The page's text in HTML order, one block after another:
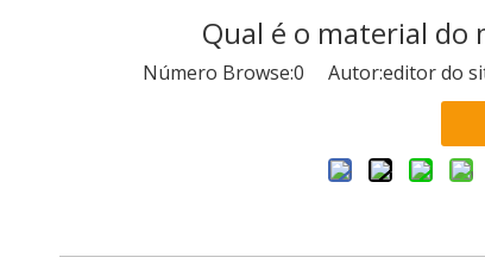
Qual é o material do
Número Browse:0 Autor:editor do